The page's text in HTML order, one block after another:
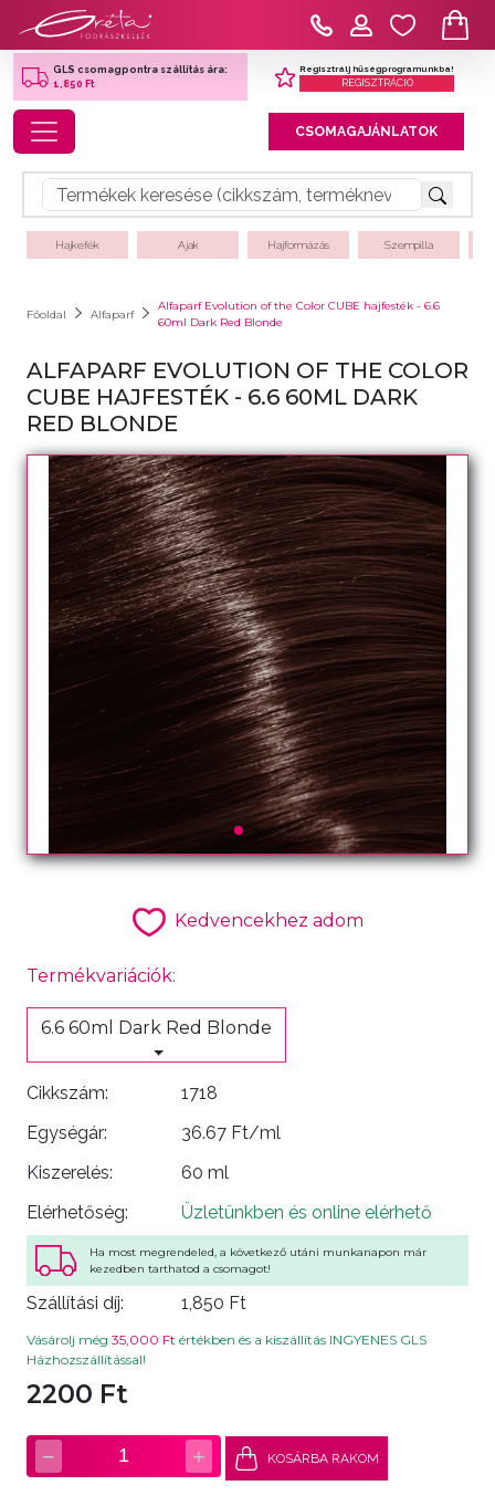
GLS csomagpontra szállítás ára:
1,850 Ft
Regisztrálj hűségprogramunkba!
REGISZTRÁCIÓ
Toggle navigation CSOMAGAJÁNLATOK
Hajkefék Ajak Hajformázás Szempilla
Főoldal Alfaparf
Alfaparf Evolution of the Color CUBE hajfesték - 6.6
60ml Dark Red Blonde
ALFAPARF EVOLUTION OF THE COLOR
CUBE HAJFESTÉK - 6.6 60ML DARK
RED BLONDE
Kedvencekhez adom
Termékvariációk:
6.6 60ml Dark Red Blonde
Cikkszám:
1718
Egységár:
36.67 Ft/ml
Kiszerelés:
60 ml
Elérhetőség:
Üzletünkben és online elérhető
Ha most megrendeled, a következő utáni munkanapon már
kezedben tarthatod a csomagot!
Szállítási díj: 1,850 Ft
Vásárolj még 35,000 Ft értékben és a kiszállítás INGYENES GLS
Házhozszállítással!
2200 Ft
− 1 + KOSÁRBA RAKOM